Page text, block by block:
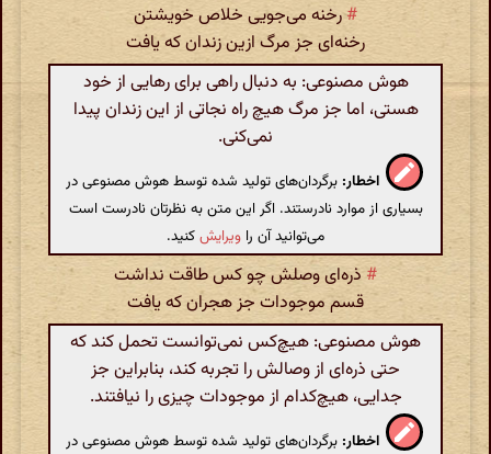
#رخنه می‌جویی خلاص خویشتن
رخنه‌ای جز مرگ ازین زندان که یافت
هوش مصنوعی: به دنبال راهی برای رهایی از خود
هستی، اما جز مرگ هیچ راه نجاتی از این زندان پیدا
نمی‌کنی.
اخطار: برگردان‌های تولید شده توسط هوش مصنوعی در
بسیاری از موارد نادرستند. اگر این متن به نظرتان نادرست است
می‌توانید آن را ویرایشکنید.
# ذره‌ای وصلش چو کس طاقت نداشت
قسم موجودات جز هجران که یافت
هوش مصنوعی: هیچ‌کس نمی‌توانست تحمل کند که
حتی ذره‌ای از وصالش را تجربه کند، بنابراین جز
جدایی، هیچ‌کدام از موجودات چیزی را نیافتند.
اخطار: برگردان‌های تولید شده توسط هوش مصنوعی در